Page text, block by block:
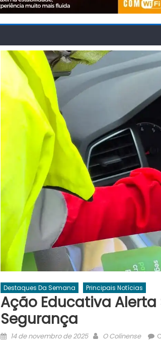
Destaques Da Semana Principais Notícias
Ação Educativa
Segurança
Posted
14 de novembro de 2025 Author
O Colinense